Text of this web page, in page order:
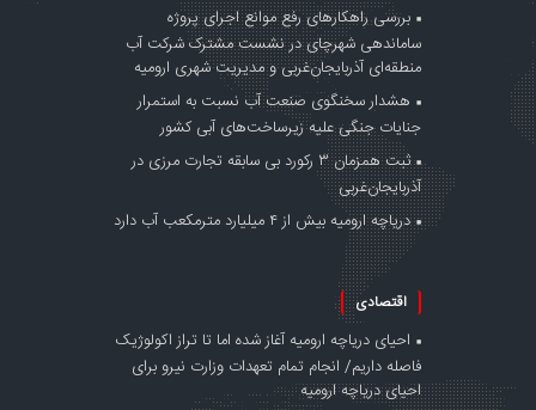
بررسی راهکارهای رفع موانع اجرای پروژه
ساماندهی شهرچای در نشست مشترک شرکت آب
منطقه‌ای آذربایجان‌غربی و مدیریت شهری ارومیه
هشدار سخنگوی صنعت آب نسبت به استمرار
جنایات جنگی علیه زیرساخت‌های آبی کشور
ثبت همزمان ۳ رکورد بی سابقه تجارت مرزی در
آذربایجان‌غربی
دریاچه ارومیه بیش از ۴ میلیارد مترمکعب آب دارد
اقتصادی
احیای دریاچه ارومیه آغاز شده اما تا تراز اکولوژیک
فاصله داریم/ انجام تمام تعهدات وزارت نیرو برای
احیای دریاچه ارومیه